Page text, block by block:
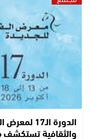
الدورة
والثقافية